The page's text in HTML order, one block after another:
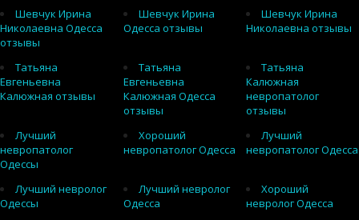
Шевчук Ирина
Николаевна Одесса
отзывы
Шевчук Ирина
Одесса отзывы
Шевчук Ирина
Николаевна отзывы
Татьяна
Евгеньевна
Калюжная отзывы
Татьяна
Евгеньевна
Калюжная Одесса
отзывы
Татьяна
Калюжная
невропатолог
отзывы
Лучший
невропатолог
Одессы
Хороший
невропатолог Одесса
Лучший
невропатолог Одесса
Лучший невролог
Одессы
Лучший невролог
Одесса
Хороший
невролог Одесса